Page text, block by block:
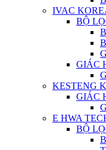
IVAC
BỘ
GIÁC
KESTENG
GIÁC
E HWA
BỘ